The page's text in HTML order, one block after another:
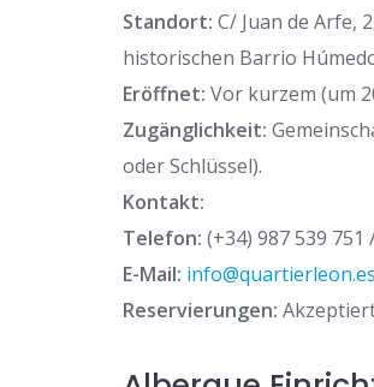
Standort: C/ Juan de Arfe,
historischen Barrio
Eröffnet: Vor kurzem (um
Zugänglichkeit:
oder Schlüssel).
Kontakt:
Telefon: (+34) 987 539 751
E-Mail: info@quartierleon.es
Reservierungen: